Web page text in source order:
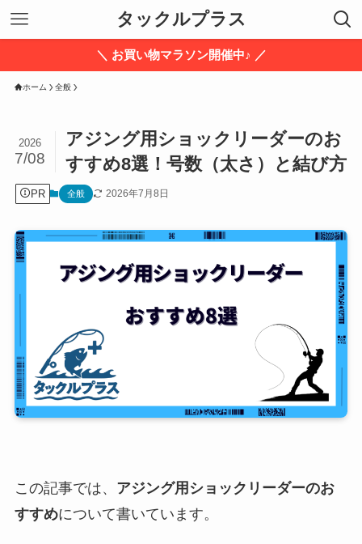
タックルプラス
＼ お買い物マラソン開催中♪ ／
ホーム 全般
アジング用ショックリーダーのお
すすめ8選！号数（太さ）と結び方
2026
7/08
PR 全般 2026年7月8日
この記事では、 アジング用ショックリーダーのお
すすめについて書いています。